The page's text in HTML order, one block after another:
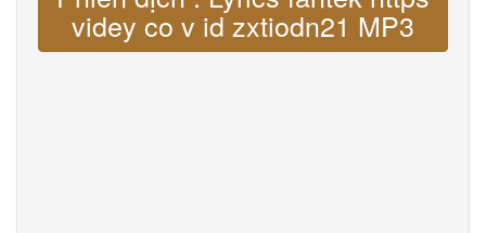
videy co v id zxtiodn21 MP3